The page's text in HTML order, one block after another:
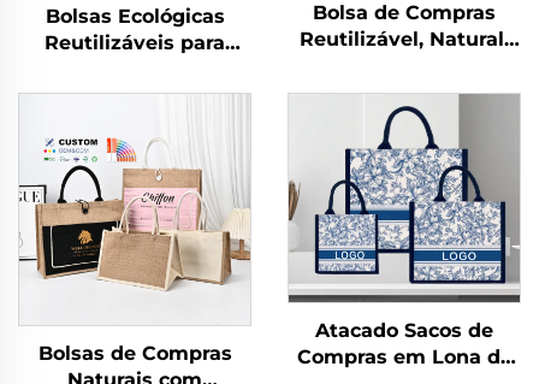
Bolsas Ecológicas
Reutilizáveis para
para Mulheres,
Saco de Sisal ou Juta
com Logotipo, para
Embalagem e Uso ao
Ar Livre
Bolsa de Compras
Reutilizável, Natural,
Orgânica, Dobrável,
em Lona para
Desenho, Praia, com
Material de Juta
Bolsas de Compras
Atacado Sacos de
Compras em Lona de